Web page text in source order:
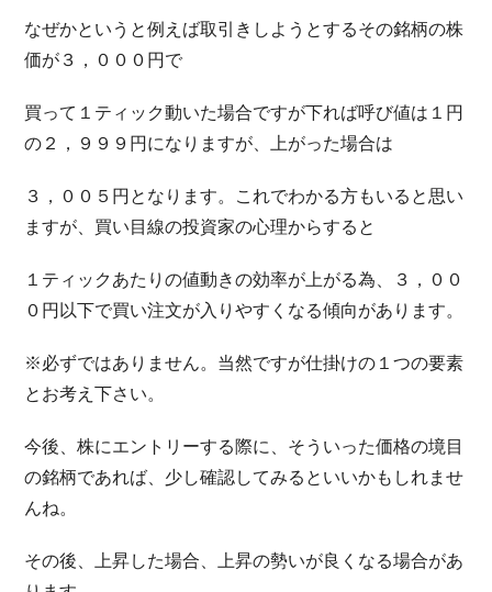
なぜかというと例えば取引きしようとするその銘柄の株
価が３，０００円で
買って１ティック動いた場合ですが下れば呼び値は１円
の２，９９９円になりますが、上がった場合は
３，００５円となります。これでわかる方もいると思い
ますが、買い目線の投資家の心理からすると
１ティックあたりの値動きの効率が上がる為、３，００
０円以下で買い注文が入りやすくなる傾向があります。
※必ずではありません。当然ですが仕掛けの１つの要素
とお考え下さい。
今後、株にエントリーする際に、そういった価格の境目
の銘柄であれば、少し確認してみるといいかもしれませ
んね。
その後、上昇した場合、上昇の勢いが良くなる場合があ